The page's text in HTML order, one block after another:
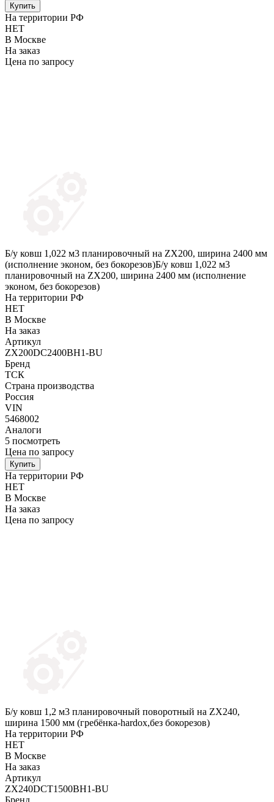
Купить
На территории РФ
НЕТ
В Москве
На заказ
Цена по запросу
Б/у ковш 1,022 м3 планировочный на ZX200, ширина 2400 мм
(исполнение эконом, без бокорезов)Б/у ковш 1,022 м3
планировочный на ZX200, ширина 2400 мм (исполнение
эконом, без бокорезов)
На территории РФ
НЕТ
В Москве
На заказ
Артикул
ZX200DC2400BH1-BU
Бренд
ТСК
Страна производства
Россия
VIN
5468002
Аналоги
5 посмотреть
Цена по запросу
Купить
На территории РФ
НЕТ
В Москве
На заказ
Цена по запросу
Б/у ковш 1,2 м3 планировочный поворотный на ZX240,
ширина 1500 мм (гребёнка-hardox,без бокорезов)
На территории РФ
НЕТ
В Москве
На заказ
Артикул
ZX240DCT1500BH1-BU
Бренд